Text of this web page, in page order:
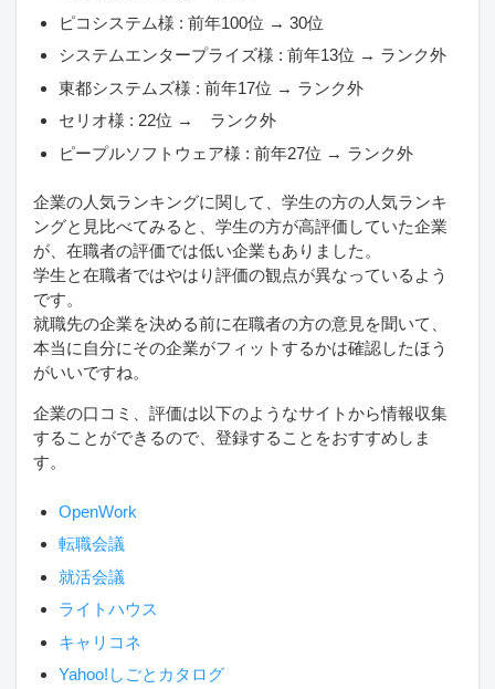
ピコシステム様 : 前年100位 → 30位
システムエンタープライズ様 : 前年13位 → ランク外
東都システムズ様 : 前年17位 → ランク外
セリオ様 : 22位 → ランク外
ピープルソフトウェア様 : 前年27位 → ランク外
企業の人気ランキングに関して、学生の方の人気ランキ
ングと見比べてみると、学生の方が高評価していた企業
が、在職者の評価では低い企業もありました。
学生と在職者ではやはり評価の観点が異なっているよう
です。
就職先の企業を決める前に在職者の方の意見を聞いて、
本当に自分にその企業がフィットするかは確認したほう
がいいですね。
企業の口コミ、評価は以下のようなサイトから情報収集
することができるので、登録することをおすすめしま
す。
OpenWork
転職会議
就活会議
ライトハウス
キャリコネ
Yahoo!しごとカタログ